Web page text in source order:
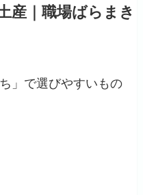
産｜職場ばらまき
」で選びやすいもの